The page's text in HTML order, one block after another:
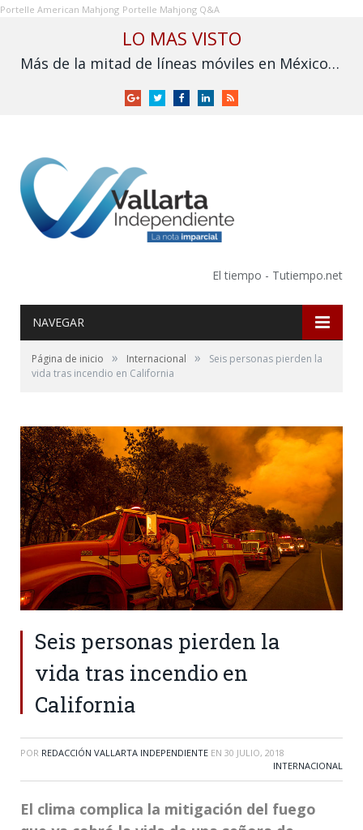
Portelle American Mahjong Portelle Mahjong Q&A
LO MAS VISTO
Más de la mitad de líneas móviles en México aún no se vinculan a la CURP
GoogleTwitterFacebookLinkedInRSS
El tiempo - Tutiempo.net
NAVEGAR
Página de inicio » Internacional »
Seis personas pierden la
vida tras incendio en California
Seis personas pierden la
vida tras incendio en
California
POR REDACCIÓN VALLARTA INDEPENDIENTE EN 30 JULIO, 2018
INTERNACIONAL
El clima complica la mitigación del fuego